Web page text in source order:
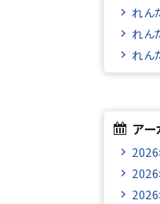
れん
れん
れん
ア